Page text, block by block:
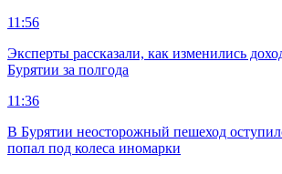
11:56
Эксперты рассказали, как изменились
Бурятии за полгода
11:36
В Бурятии неосторожный пешеход
попал под колеса иномарки